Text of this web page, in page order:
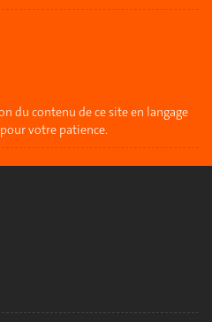
du contenu de ce site en langage
votre patience.